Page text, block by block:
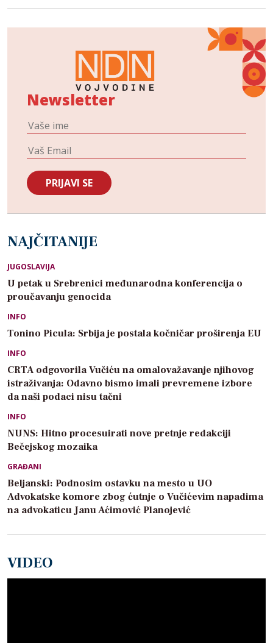
Newsletter
NAJČITANIJE
JUGOSLAVIJA
U petak u Srebrenici međunarodna konferencija o
proučavanju genocida
INFO
Tonino Picula: Srbija je postala kočničar proširenja EU
INFO
CRTA odgovorila Vučiću na omalovažavanje njihovog
istraživanja: Odavno bismo imali prevremene izbore
da naši podaci nisu tačni
INFO
NUNS: Hitno procesuirati nove pretnje redakciji
Bečejskog mozaika
GRAĐANI
Beljanski: Podnosim ostavku na mesto u UO
Advokatske komore zbog ćutnje o Vučićevim napadima
na advokaticu Janu Aćimović Planojević
VIDEO